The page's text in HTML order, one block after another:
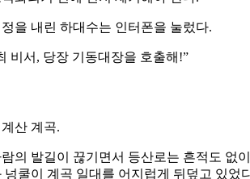
을 내린 하대수는 인터폰을 눌렀다.
비서, 당장 기동대장을 호출해!”
산 계곡.
의 발길이 끊기면서 등산로는 흔적도 없
넝쿨이 계곡 일대를 어지럽게 뒤덮고 있었